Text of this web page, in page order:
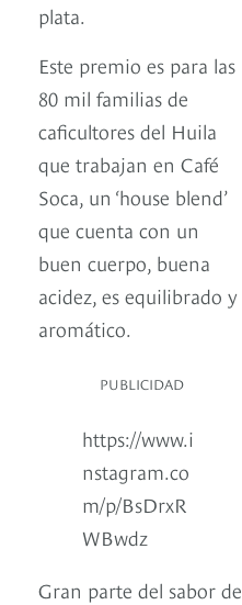
plata.
Este premio es para las
80 mil familias de
caficultores del Huila
que trabajan en Café
Soca, un ‘house blend’
que cuenta con un
buen cuerpo, buena
acidez, es equilibrado y
aromático.
PUBLICIDAD
https://www.i
nstagram.co
m/p/BsDrxR
WBwdz
Gran parte del sabor de